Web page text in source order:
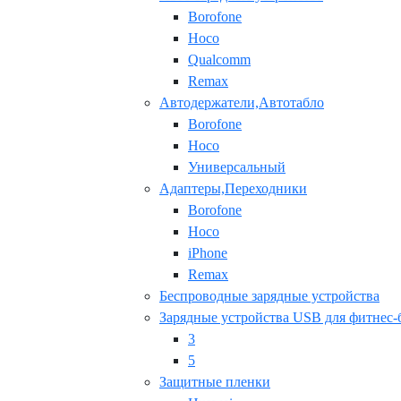
Borofone
Hoco
Qualcomm
Remax
Автодержатели,Автотабло
Borofone
Hoco
Универсальный
Адаптеры,Переходники
Borofone
Hoco
iPhone
Remax
Беспроводные зарядные устройства
Зарядные устройства USB для фитнес-
3
5
Защитные пленки